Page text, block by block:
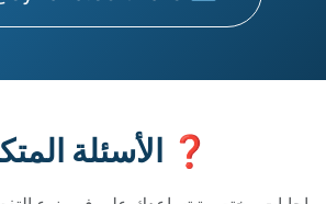
❓ الأسئلة